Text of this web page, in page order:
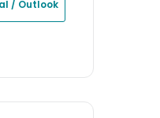
/ Outlook